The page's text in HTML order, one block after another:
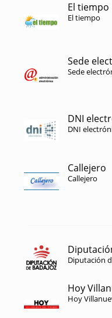
El tiempo
El tiempo
Sede
Sede
DNI
DNI
Callejero
Callejero
Diputación
Hoy
Hoy